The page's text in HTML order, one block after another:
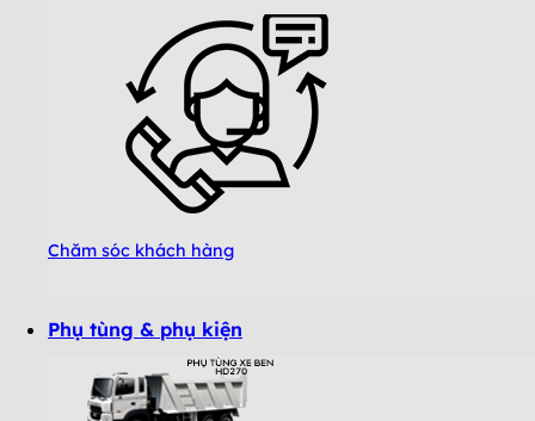
Chăm sóc khách hàng
Phụ tùng & phụ kiện